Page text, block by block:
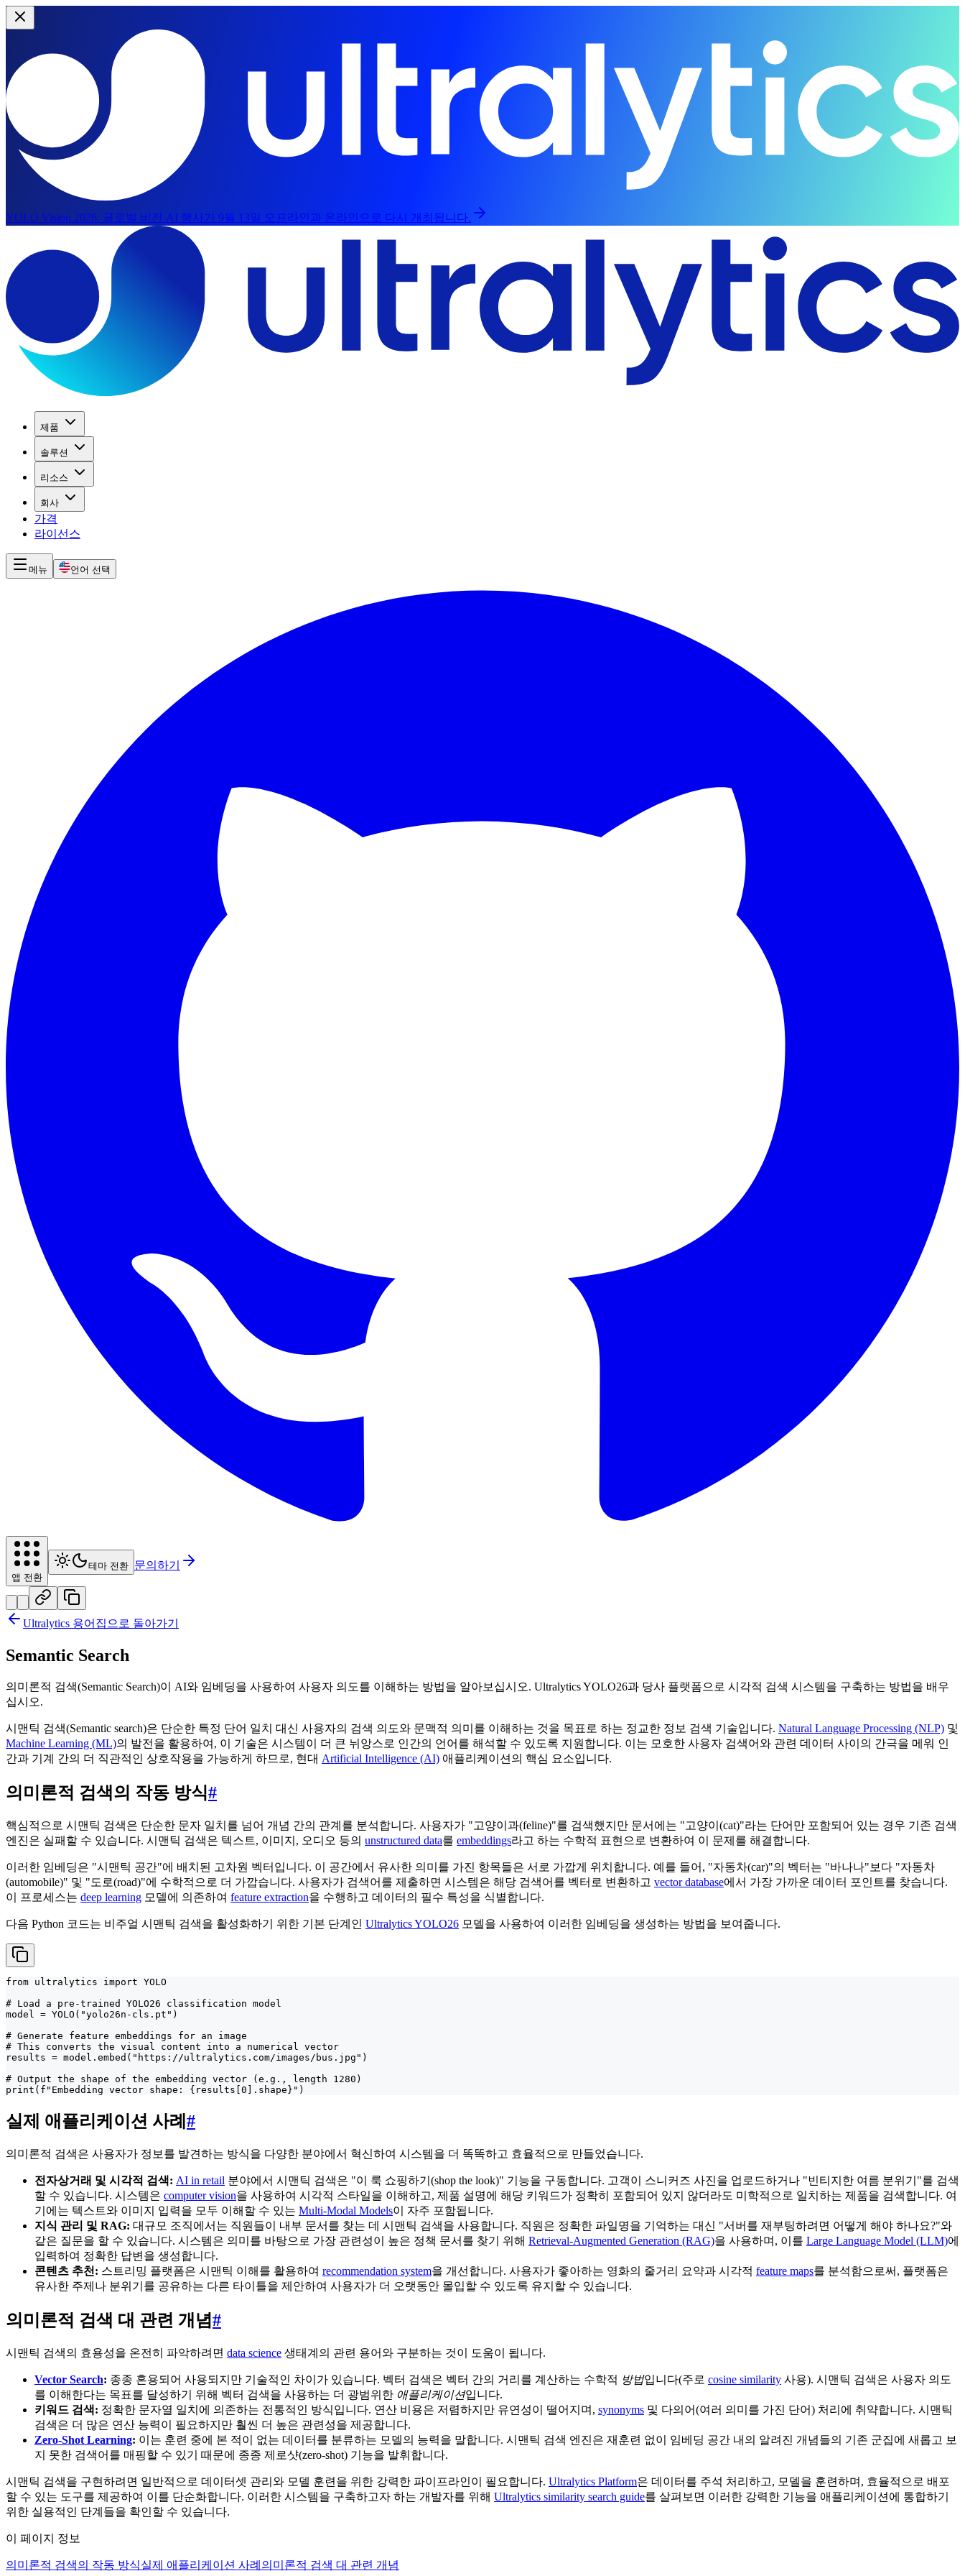
YOLO Vision 2026: 글로벌 비전 AI 행사가 9월 13일 오프라인과 온라인으로 다시 개최됩니다.
제품
솔루션
리소스
회사
가격
라이선스
메뉴 언어 선택
앱 전환
테마 전환 문의하기
Ultralytics 용어집으로 돌아가기
Semantic Search
의미론적 검색(Semantic Search)이 AI와 임베딩을 사용하여 사용자 의도를 이해하는 방법을 알아보십시오. Ultralytics YOLO26과 당사 플랫폼으로 시각적 검색 시스템을 구축하는 방법을 배우
십시오.
시맨틱 검색(Semantic search)은 단순한 특정 단어 일치 대신 사용자의 검색 의도와 문맥적 의미를 이해하는 것을 목표로 하는 정교한 정보 검색 기술입니다. Natural Language Processing (NLP) 및
Machine Learning (ML)의 발전을 활용하여, 이 기술은 시스템이 더 큰 뉘앙스로 인간의 언어를 해석할 수 있도록 지원합니다. 이는 모호한 사용자 검색어와 관련 데이터 사이의 간극을 메워 인
간과 기계 간의 더 직관적인 상호작용을 가능하게 하므로, 현대 Artificial Intelligence (AI) 애플리케이션의 핵심 요소입니다.
의미론적 검색의 작동 방식#
핵심적으로 시맨틱 검색은 단순한 문자 일치를 넘어 개념 간의 관계를 분석합니다. 사용자가 "고양이과(feline)"를 검색했지만 문서에는 "고양이(cat)"라는 단어만 포함되어 있는 경우 기존 검색
엔진은 실패할 수 있습니다. 시맨틱 검색은 텍스트, 이미지, 오디오 등의 unstructured data를 embeddings라고 하는 수학적 표현으로 변환하여 이 문제를 해결합니다.
이러한 임베딩은 "시맨틱 공간"에 배치된 고차원 벡터입니다. 이 공간에서 유사한 의미를 가진 항목들은 서로 가깝게 위치합니다. 예를 들어, "자동차(car)"의 벡터는 "바나나"보다 "자동차
(automobile)" 및 "도로(road)"에 수학적으로 더 가깝습니다. 사용자가 검색어를 제출하면 시스템은 해당 검색어를 벡터로 변환하고 vector database에서 가장 가까운 데이터 포인트를 찾습니다.
이 프로세스는 deep learning 모델에 의존하여 feature extraction을 수행하고 데이터의 필수 특성을 식별합니다.
다음 Python 코드는 비주얼 시맨틱 검색을 활성화하기 위한 기본 단계인 Ultralytics YOLO26 모델을 사용하여 이러한 임베딩을 생성하는 방법을 보여줍니다.
from ultralytics import YOLO
# Load a pre-trained YOLO26 classification model
model = YOLO("yolo26n-cls.pt")
# Generate feature embeddings for an image
# This converts the visual content into a numerical vector
results = model.embed("https://ultralytics.com/images/bus.jpg")
# Output the shape of the embedding vector (e.g., length 1280)
print(f"Embedding vector shape: {results[0].shape}")
실제 애플리케이션 사례 #
의미론적 검색은 사용자가 정보를 발견하는 방식을 다양한 분야에서 혁신하여 시스템을 더 똑똑하고 효율적으로 만들었습니다.
전자상거래 및 시각적 검색: AI in retail 분야에서 시맨틱 검색은 "이 룩 쇼핑하기(shop the look)" 기능을 구동합니다. 고객이 스니커즈 사진을 업로드하거나 "빈티지한 여름 분위기"를 검색
할 수 있습니다. 시스템은 computer vision을 사용하여 시각적 스타일을 이해하고, 제품 설명에 해당 키워드가 정확히 포함되어 있지 않더라도 미학적으로 일치하는 제품을 검색합니다. 여
기에는 텍스트와 이미지 입력을 모두 이해할 수 있는 Multi-Modal Models이 자주 포함됩니다.
지식 관리 및 RAG: 대규모 조직에서는 직원들이 내부 문서를 찾는 데 시맨틱 검색을 사용합니다. 직원은 정확한 파일명을 기억하는 대신 "서버를 재부팅하려면 어떻게 해야 하나요?"와
같은 질문을 할 수 있습니다. 시스템은 의미를 바탕으로 가장 관련성이 높은 정책 문서를 찾기 위해 Retrieval-Augmented Generation (RAG)을 사용하며, 이를 Large Language Model (LLM)에
입력하여 정확한 답변을 생성합니다.
콘텐츠 추천: 스트리밍 플랫폼은 시맨틱 이해를 활용하여 recommendation system을 개선합니다. 사용자가 좋아하는 영화의 줄거리 요약과 시각적 feature maps를 분석함으로써, 플랫폼은
유사한 주제나 분위기를 공유하는 다른 타이틀을 제안하여 사용자가 더 오랫동안 몰입할 수 있도록 유지할 수 있습니다.
의미론적 검색 대 관련 개념#
시맨틱 검색의 효용성을 온전히 파악하려면 data science 생태계의 관련 용어와 구분하는 것이 도움이 됩니다.
Vector Search: 종종 혼용되어 사용되지만 기술적인 차이가 있습니다. 벡터 검색은 벡터 간의 거리를 계산하는 수학적 방법입니다(주로 cosine similarity 사용). 시맨틱 검색은 사용자 의도
를 이해한다는 목표를 달성하기 위해 벡터 검색을 사용하는 더 광범위한 애플리케이션입니다.
키워드 검색: 정확한 문자열 일치에 의존하는 전통적인 방식입니다. 연산 비용은 저렴하지만 유연성이 떨어지며, synonyms 및 다의어(여러 의미를 가진 단어) 처리에 취약합니다. 시맨틱
검색은 더 많은 연산 능력이 필요하지만 훨씬 더 높은 관련성을 제공합니다.
Zero-Shot Learning: 이는 훈련 중에 본 적이 없는 데이터를 분류하는 모델의 능력을 말합니다. 시맨틱 검색 엔진은 재훈련 없이 임베딩 공간 내의 알려진 개념들의 기존 군집에 새롭고 보
지 못한 검색어를 매핑할 수 있기 때문에 종종 제로샷(zero-shot) 기능을 발휘합니다.
시맨틱 검색을 구현하려면 일반적으로 데이터셋 관리와 모델 훈련을 위한 강력한 파이프라인이 필요합니다. Ultralytics Platform은 데이터를 주석 처리하고, 모델을 훈련하며, 효율적으로 배포
할 수 있는 도구를 제공하여 이를 단순화합니다. 이러한 시스템을 구축하고자 하는 개발자를 위해 Ultralytics similarity search guide를 살펴보면 이러한 강력한 기능을 애플리케이션에 통합하기
위한 실용적인 단계들을 확인할 수 있습니다.
이 페이지 정보
의미론적 검색의 작동 방식실제 애플리케이션 사례 의미론적 검색 대 관련 개념